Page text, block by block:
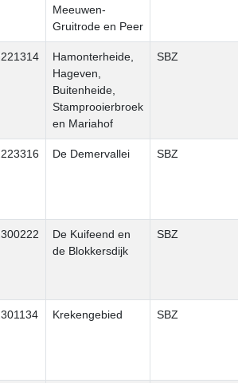
Meeuwen-
Gruitrode en Peer
Hamonterheide,
Hageven,
Buitenheide,
Stamprooierbroek
en Mariahof
SBZ
De Demervallei SBZ
De Kuifeend en
de Blokkersdijk
SBZ
Krekengebied SBZ